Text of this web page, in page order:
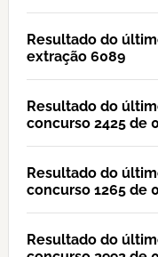
Resultado do
extração 6089
Resultado do
concurso 2425
Resultado do
concurso 1265
Resultado do